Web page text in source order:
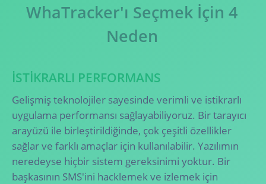
WhaTracker'ı Seçmek İçin 4
Neden
İSTIKRARLI PERFORMANS
Gelişmiş teknolojiler sayesinde verimli ve istikrarlı
uygulama performansı sağlayabiliyoruz. Bir tarayıcı
arayüzü ile birleştirildiğinde, çok çeşitli özellikler
sağlar ve farklı amaçlar için kullanılabilir. Yazılımın
neredeyse hiçbir sistem gereksinimi yoktur. Bir
başkasının SMS'ini hacklemek ve izlemek için